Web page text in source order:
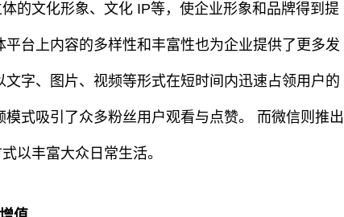
的文化形象、文化 IP等，使企业形象和品牌得到提
台上内容的多样性和丰富性也为企业提供了更多发
字、图片、视频等形式在短时间内迅速占领用户的
式吸引了众多粉丝用户观看与点赞。 而微信则推出
以丰富大众日常生活。